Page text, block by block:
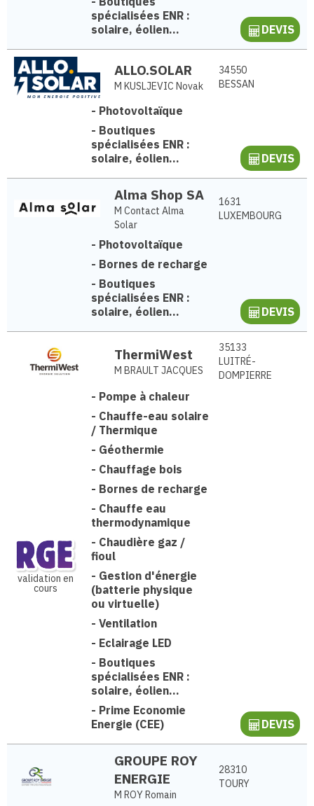
spécialisées ENR :
solaire, éolien...
DEVIS
ALLO.SOLAR
M KUSLJEVIC Novak
34550
BESSAN
- Photovoltaïque
- Boutiques
spécialisées ENR :
solaire, éolien...
DEVIS
Alma Shop SA
M Contact Alma
Solar
1631
LUXEMBOURG
- Photovoltaïque
- Bornes de recharge
- Boutiques
spécialisées ENR :
solaire, éolien...
DEVIS
ThermiWest
M BRAULT JACQUES
35133
LUITRÉ-
DOMPIERRE
validation en
cours
- Pompe à chaleur
- Chauffe-eau solaire
/ Thermique
- Géothermie
- Chauffage bois
- Bornes de recharge
- Chauffe eau
thermodynamique
- Chaudière gaz /
fioul
- Gestion d'énergie
(batterie physique
ou virtuelle)
- Ventilation
- Eclairage LED
- Boutiques
spécialisées ENR :
solaire, éolien...
- Prime Economie
Energie (CEE)
DEVIS
GROUPE ROY
ENERGIE
M ROY Romain
28310
TOURY